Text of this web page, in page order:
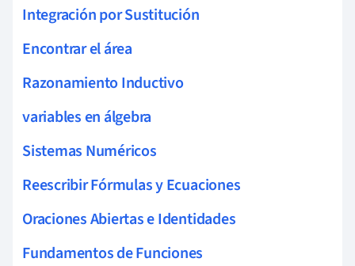
Integración por Sustitución
Encontrar el área
Razonamiento Inductivo
variables en álgebra
Sistemas Numéricos
Reescribir Fórmulas y Ecuaciones
Oraciones Abiertas e Identidades
Fundamentos de Funciones